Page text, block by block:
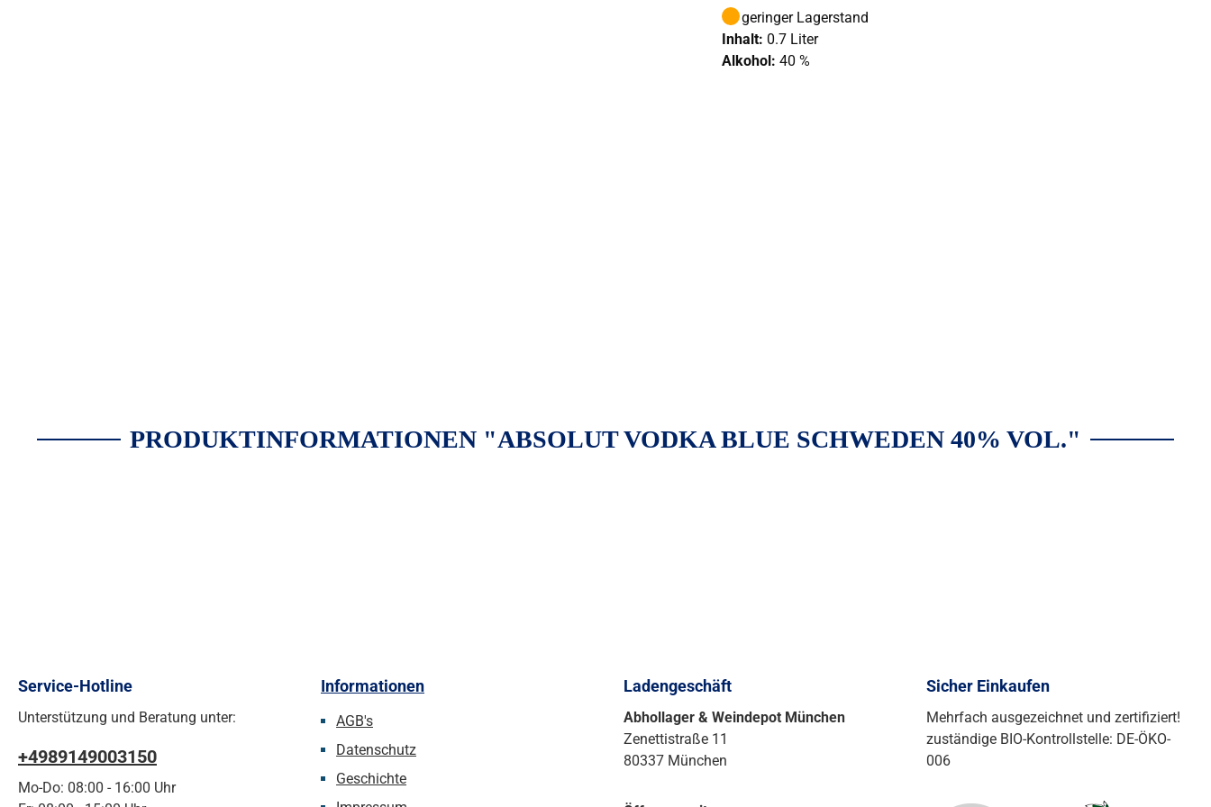
geringer Lagerstand
Inhalt: 0.7 Liter
Alkohol: 40 %
PRODUKTINFORMATIONEN "ABSOLUT VODKA BLUE SCHWEDEN 40% VOL."
Service-Hotline
Unterstützung und Beratung unter:
+4989149003150
Mo-Do: 08:00 - 16:00 Uhr
Informationen
AGB's
Datenschutz
Geschichte
Ladengeschäft
Abhollager & Weindepot München
Zenettistraße 11
80337 München
Sicher Einkaufen
Mehrfach ausgezeichnet und zertifiziert!
zuständige BIO-Kontrollstelle: DE-ÖKO-
006